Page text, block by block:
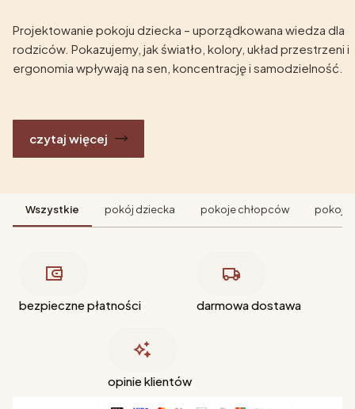
Projektowanie pokoju dziecka – uporządkowana wiedza dla
rodziców. Pokazujemy, jak światło, kolory, układ przestrzeni i
ergonomia wpływają na sen, koncentrację i samodzielność.
czytaj więcej
Wszystkie pokój dziecka pokoje chłopców pokoje
bezpieczne płatności darmowa dostawa
opinie klientów